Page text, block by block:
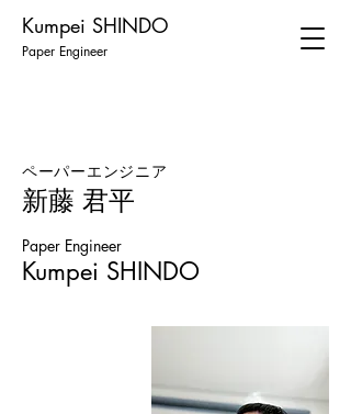
Kumpei SHINDO
Paper Engineer
ペーパーエンジニア
新藤 君平
Paper Engineer
Kumpei SHINDO